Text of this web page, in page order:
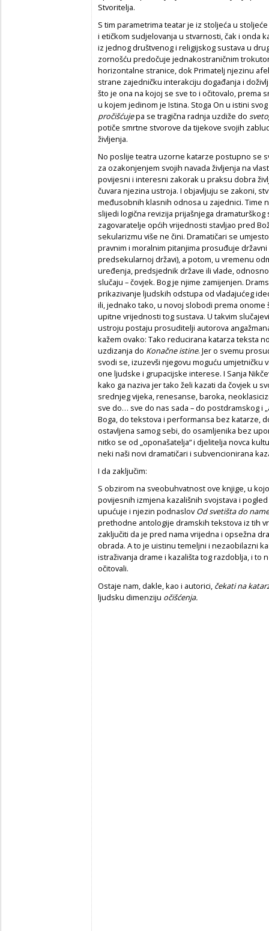
Stvoritelja.
S tim parametrima teatar je iz stoljeća u
i etičkom sudjelovanja u stvarnosti, čak i onda
iz jednog društvenog i religijskog sustava u
zornošću predočuje jednakostraničnim
horizontalne stranice, dok Primatelj njezinu
strane zajedničku interakciju događanja i
što je ona na kojoj se sve to i očitovalo, prema
u kojem jedinom je Istina. Stoga On u istini
pročišćujepa se tragična radnja uzdiže do
potiče smrtne stvorove da tijekove svojih
življenja.
No poslije teatra uzorne katarze postupno se
za ozakonjenjem svojih navada življenja na
povijesni i interesni zakorak u praksu dobra
čuvara njezina ustroja. I objavljuju se zakoni,
međusobnih klasnih odnosa u zajednici. Time
slijedi logična revizija prijašnjega
zagovaratelje općih vrijednosti stavljao pred
sekularizmu više ne čini. Dramatičari se
pravnim i moralnim pitanjima prosuđuje
predsekularnoj državi), a potom, u vremenu
uređenja, predsjednik države ili vlade,
slučaju – čovjek. Bog je njime zamijenjen.
prikazivanje ljudskih odstupa od vladajućeg
ili, jednako tako, u novoj slobodi prema
upitne vrijednosti tog sustava. U takvim
ustroju postaju prosuditelji autorova
kažem ovako: Tako reducirana katarza teksta
uzdizanja do Konačne istine. Jer o svemu
svodi se, izuzevši njegovu moguću umjetničku
one ljudske i grupacijske interese. I Sanja
kako ga naziva jer tako želi kazati da čovjek u
srednjeg vijeka, renesanse, baroka,
sve do… sve do nas sada – do postdramskog i
Boga, do tekstova i performansa bez katarze,
ostavljena samog sebi, do osamljenika bez
nitko se od „oponašatelja“ i djelitelja novca
neki naši novi dramatičari i subvencionirana
I da zaključim:
S obzirom na sveobuhvatnost ove knjige, u
povijesnih izmjena kazališnih svojstava i
upućuje i njezin podnaslovOd svetišta do
prethodne antologije dramskih tekstova iz tih
zaključiti da je pred nama vrijedna i opsežna
obrada. A to je uistinu temeljni i nezaobilazni
istraživanja drame i kazališta tog razdoblja, i to
očitovali.
Ostaje nam, dakle, kao i autorici, čekati na
ljudsku dimenziju očišćenja.